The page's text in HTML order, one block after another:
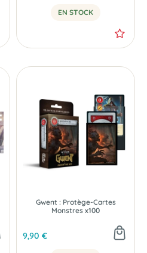
EN STOCK
Gwent : Protège-Cartes
Monstres x100
9,90 €